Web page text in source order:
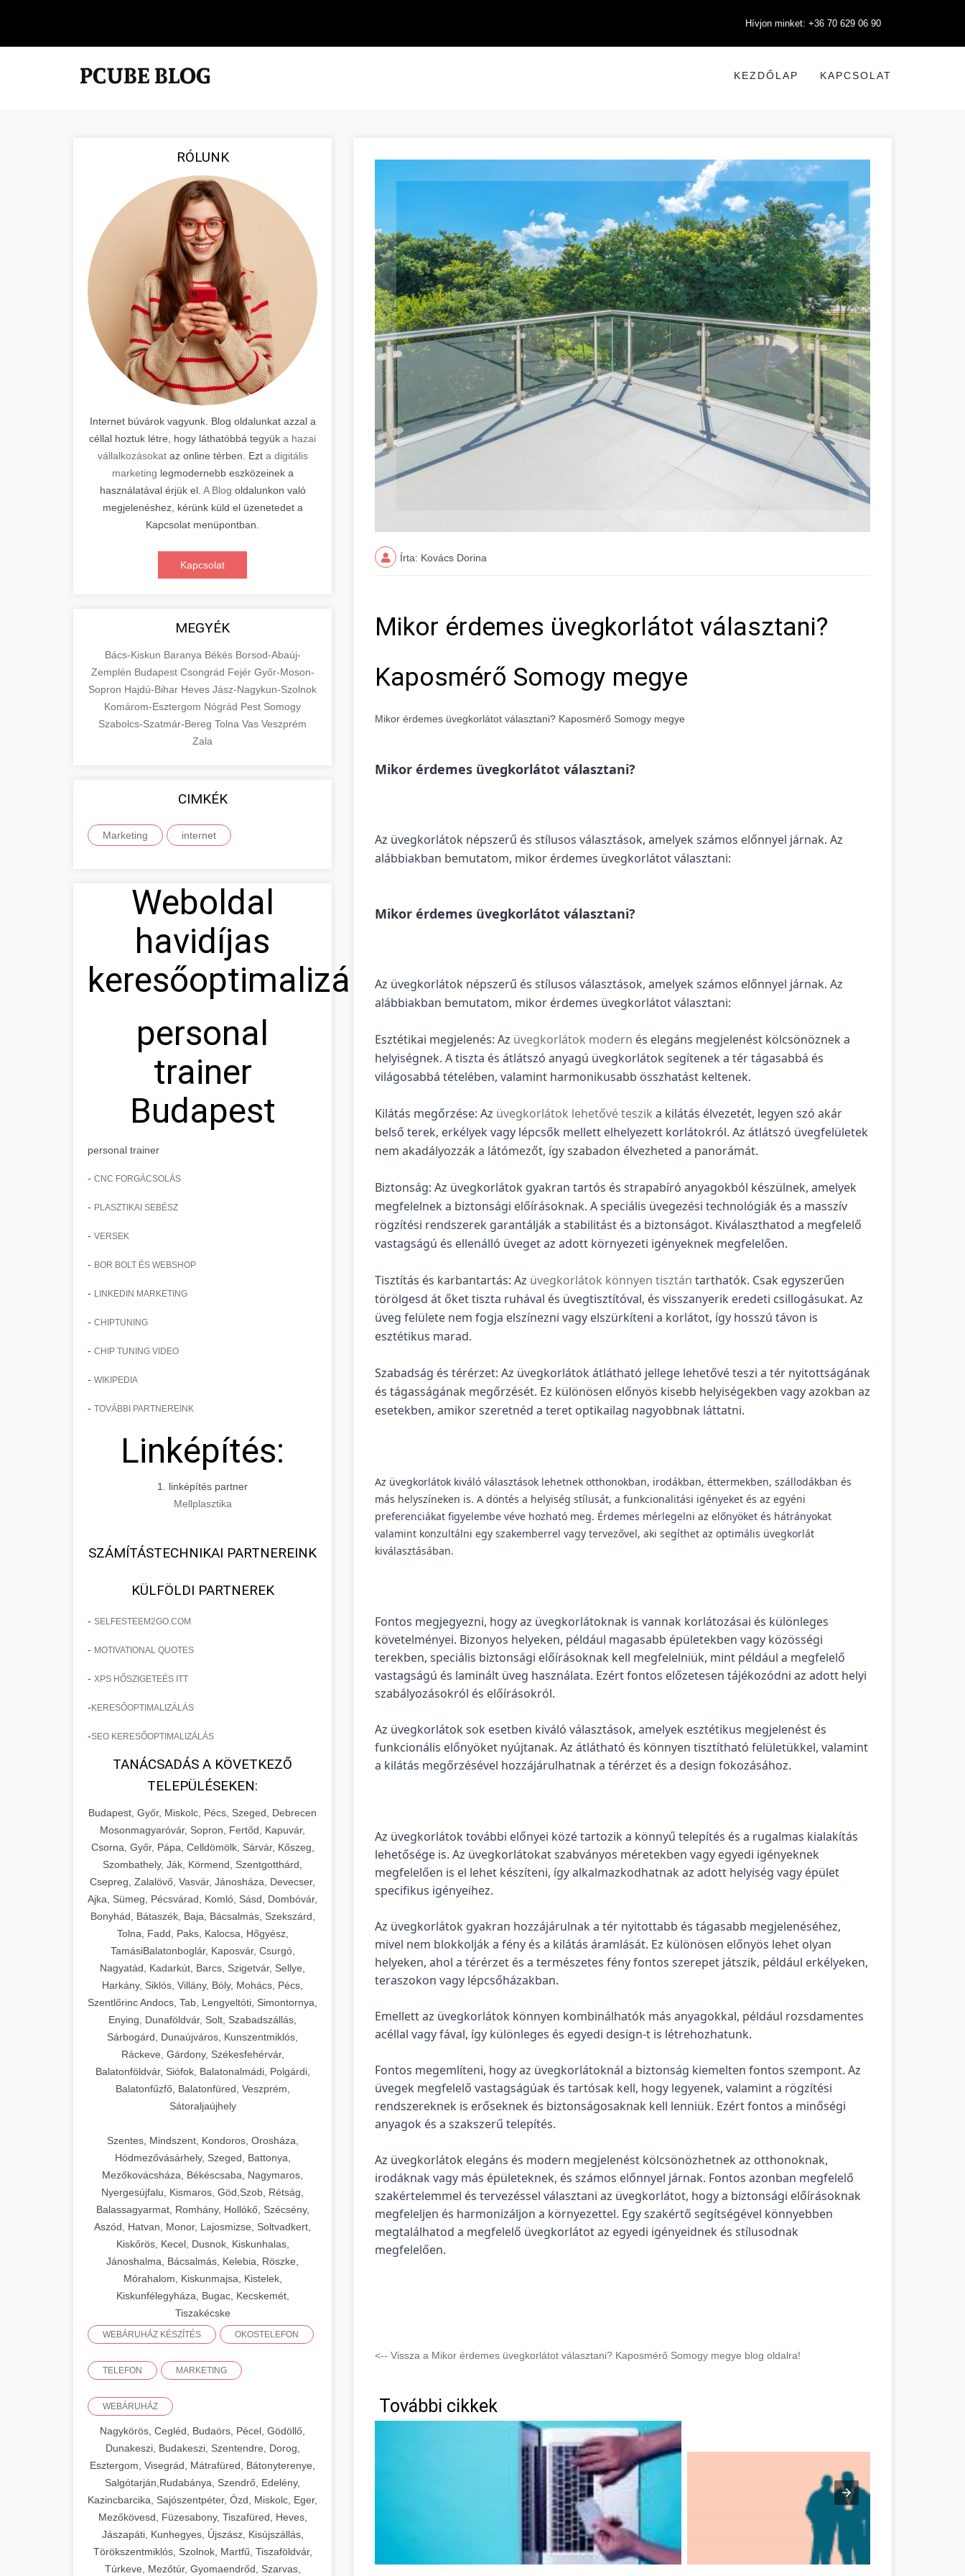
Hívjon minket: +36 70 629 06 90
KEZDŐLAP KAPCSOLAT
RÓLUNK
Internet búvárok vagyunk. Blog oldalunkat azzal a
céllal hoztuk létre, hogy láthatóbbá tegyük a hazai
vállalkozásokataz online térben. Ezt a digitális
marketing legmodernebb eszközeinek a
használatával érjük el. A Blog oldalunkon való
megjelenéshez, kérünk küld el üzenetedet a
Kapcsolat menüpontban.
Kapcsolat
MEGYÉK
Bács-Kiskun Baranya Békés Borsod-Abaúj-
Zemplén Budapest Csongrád Fejér Győr-Moson-
Sopron Hajdú-Bihar Heves Jász-Nagykun-Szolnok
Komárom-Esztergom Nógrád Pest Somogy
Szabolcs-Szatmár-Bereg Tolna Vas Veszprém
Zala
CIMKÉK
Marketing internet
Weboldal
havidíjas
keresőoptimalizálás
personal
trainer
Budapest
personal trainer
- CNC FORGÁCSOLÁS
- PLASZTIKAI SEBÉSZ
- VERSEK
- BOR BOLT ÉS WEBSHOP
- LINKEDIN MARKETING
- CHIPTUNING
- CHIP TUNING VIDEO
- WIKIPEDIA
- TOVÁBBI PARTNEREINK
Linképítés:
1. linképítés partner
Mellplasztika
SZÁMÍTÁSTECHNIKAI PARTNEREINK
KÜLFÖLDI PARTNEREK
- SELFESTEEM2GO.COM
- MOTIVATIONAL QUOTES
- XPS HŐSZIGETEÉS ITT
- KERESŐOPTIMALIZÁLÁS
-SEO KERESŐOPTIMALIZÁLÁS
TANÁCSADÁS A KÖVETKEZŐ
TELEPÜLÉSEKEN:
Budapest, Győr, Miskolc, Pécs, Szeged, Debrecen
Mosonmagyaróvár, Sopron, Fertőd, Kapuvár,
Csorna, Győr, Pápa, Celldömölk, Sárvár, Kőszeg,
Szombathely, Ják, Körmend, Szentgotthárd,
Csepreg, Zalalövő, Vasvár, Jánosháza, Devecser,
Ajka, Sümeg, Pécsvárad, Komló, Sásd, Dombóvár,
Bonyhád, Bátaszék, Baja, Bácsalmás, Szekszárd,
Tolna, Fadd, Paks, Kalocsa, Hőgyész,
TamásiBalatonboglár, Kaposvár, Csurgó,
Nagyatád, Kadarkút, Barcs, Szigetvár, Sellye,
Harkány, Siklós, Villány, Bóly, Mohács, Pécs,
Szentlőrinc Andocs, Tab, Lengyeltóti, Simontornya,
Enying, Dunaföldvár, Solt, Szabadszállás,
Sárbogárd, Dunaújváros, Kunszentmiklós,
Ráckeve, Gárdony, Székesfehérvár,
Balatonföldvár, Siófok, Balatonalmádi, Polgárdi,
Balatonfűzfő, Balatonfüred, Veszprém,
Sátoraljaújhely
Szentes, Mindszent, Kondoros, Orosháza,
Hódmezővásárhely, Szeged, Battonya,
Mezőkovácsháza, Békéscsaba, Nagymaros,
Nyergesújfalu, Kismaros, Göd,Szob, Rétság,
Balassagyarmat, Romhány, Hollókő, Szécsény,
Aszód, Hatvan, Monor, Lajosmizse, Soltvadkert,
Kiskőrös, Kecel, Dusnok, Kiskunhalas,
Jánoshalma, Bácsalmás, Kelebia, Röszke,
Mórahalom, Kiskunmajsa, Kistelek,
Kiskunfélegyháza, Bugac, Kecskemét,
Tiszakécske
WEBÁRUHÁZ KÉSZÍTÉS OKOSTELEFON
TELEFON MARKETING
WEBÁRUHÁZ
Nagykörös, Cegléd, Budaörs, Pécel, Gödöllő,
Dunakeszi, Budakeszi, Szentendre, Dorog,
Esztergom, Visegrád, Mátrafüred, Bátonyterenye,
Salgótarján,Rudabánya, Szendrő, Edelény,
Kazincbarcika, Sajószentpéter, Ózd, Miskolc, Eger,
Mezőkövesd, Füzesabony, Tiszafüred, Heves,
Jászapáti, Kunhegyes, Újszász, Kisújszállás,
Törökszentmiklós, Szolnok, Martfű, Tiszaföldvár,
Túrkeve, Mezőtúr, Gyomaendrőd, Szarvas,
Írta: Kovács Dorina
Mikor érdemes üvegkorlátot választani?
Kaposmérő Somogy megye
Mikor érdemes üvegkorlátot választani? Kaposmérő Somogy megye
Mikor érdemes üvegkorlátot választani?
Az üvegkorlátok népszerű és stílusos választások, amelyek számos előnnyel járnak. Az
alábbiakban bemutatom, mikor érdemes üvegkorlátot választani:
Mikor érdemes üvegkorlátot választani?
Az üvegkorlátok népszerű és stílusos választások, amelyek számos előnnyel járnak. Az
alábbiakban bemutatom, mikor érdemes üvegkorlátot választani:
Esztétikai megjelenés: Az üvegkorlátok modern és elegáns megjelenést kölcsönöznek a
helyiségnek. A tiszta és átlátszó anyagú üvegkorlátok segítenek a tér tágasabbá és
világosabbá tételében, valamint harmonikusabb összhatást keltenek.
Kilátás megőrzése: Az üvegkorlátok lehetővé teszik a kilátás élvezetét, legyen szó akár
belső terek, erkélyek vagy lépcsők mellett elhelyezett korlátokról. Az átlátszó üvegfelületek
nem akadályozzák a látómezőt, így szabadon élvezheted a panorámát.
Biztonság: Az üvegkorlátok gyakran tartós és strapabíró anyagokból készülnek, amelyek
megfelelnek a biztonsági előírásoknak. A speciális üvegezési technológiák és a masszív
rögzítési rendszerek garantálják a stabilitást és a biztonságot. Kiválaszthatod a megfelelő
vastagságú és ellenálló üveget az adott környezeti igényeknek megfelelően.
Tisztítás és karbantartás: Az üvegkorlátok könnyen tisztán tarthatók. Csak egyszerűen
törölgesd át őket tiszta ruhával és üvegtisztítóval, és visszanyerik eredeti csillogásukat. Az
üveg felülete nem fogja elszínezni vagy elszürkíteni a korlátot, így hosszú távon is
esztétikus marad.
Szabadság és térérzet: Az üvegkorlátok átlátható jellege lehetővé teszi a tér nyitottságának
és tágasságának megőrzését. Ez különösen előnyös kisebb helyiségekben vagy azokban az
esetekben, amikor szeretnéd a teret optikailag nagyobbnak láttatni.
Az üvegkorlátok kiváló választások lehetnek otthonokban, irodákban, éttermekben, szállodákban és
más helyszíneken is. A döntés a helyiség stílusát, a funkcionalitási igényeket és az egyéni
preferenciákat figyelembe véve hozható meg. Érdemes mérlegelni az előnyöket és hátrányokat
valamint konzultálni egy szakemberrel vagy tervezővel, aki segíthet az optimális üvegkorlát
kiválasztásában.
Fontos megjegyezni, hogy az üvegkorlátoknak is vannak korlátozásai és különleges
követelményei. Bizonyos helyeken, például magasabb épületekben vagy közösségi
terekben, speciális biztonsági előírásoknak kell megfelelniük, mint például a megfelelő
vastagságú és laminált üveg használata. Ezért fontos előzetesen tájékozódni az adott helyi
szabályozásokról és előírásokról.
Az üvegkorlátok sok esetben kiváló választások, amelyek esztétikus megjelenést és
funkcionális előnyöket nyújtanak. Az átlátható és könnyen tisztítható felületükkel, valamint
a kilátás megőrzésével hozzájárulhatnak a térérzet és a design fokozásához.
Az üvegkorlátok további előnyei közé tartozik a könnyű telepítés és a rugalmas kialakítás
lehetősége is. Az üvegkorlátokat szabványos méretekben vagy egyedi igényeknek
megfelelően is el lehet készíteni, így alkalmazkodhatnak az adott helyiség vagy épület
specifikus igényeihez.
Az üvegkorlátok gyakran hozzájárulnak a tér nyitottabb és tágasabb megjelenéséhez,
mivel nem blokkolják a fény és a kilátás áramlását. Ez különösen előnyös lehet olyan
helyeken, ahol a térérzet és a természetes fény fontos szerepet játszik, például erkélyeken,
teraszokon vagy lépcsőházakban.
Emellett az üvegkorlátok könnyen kombinálhatók más anyagokkal, például rozsdamentes
acéllal vagy fával, így különleges és egyedi design-t is létrehozhatunk.
Fontos megemlíteni, hogy az üvegkorlátoknál a biztonság kiemelten fontos szempont. Az
üvegek megfelelő vastagságúak és tartósak kell, hogy legyenek, valamint a rögzítési
rendszereknek is erőseknek és biztonságosaknak kell lenniük. Ezért fontos a minőségi
anyagok és a szakszerű telepítés.
Az üvegkorlátok elegáns és modern megjelenést kölcsönözhetnek az otthonoknak,
irodáknak vagy más épületeknek, és számos előnnyel járnak. Fontos azonban megfelelő
szakértelemmel és tervezéssel választani az üvegkorlátot, hogy a biztonsági előírásoknak
megfeleljen és harmonizáljon a környezettel. Egy szakértő segítségével könnyebben
megtalálhatod a megfelelő üvegkorlátot az egyedi igényeidnek és stílusodnak
megfelelően.
<-- Vissza a Mikor érdemes üvegkorlátot választani? Kaposmérő Somogy megye blog oldalra!
További cikkek